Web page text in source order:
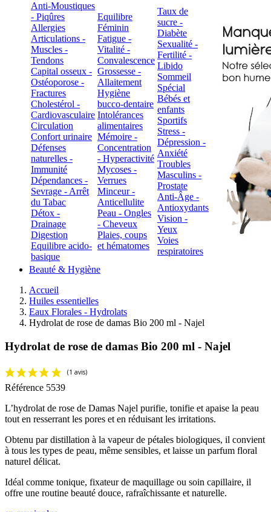
Anti-Moustiques
- Piqûres
Allergies
Articulations -
Muscles -
Tendons
Capital osseux -
Ostéoporose -
Fractures
Cholestérol -
Cardiovasculaire
Circulation
Confort urinaire
Défenses
naturelles -
Immunité
Dépendances -
Sevrage - Arrêt
du Tabac
Détox -
Drainage
Digestion
Equilibre acido-
basique
Equilibre
Féminin
Fatigue -
Vitalité -
Convalescence
Grossesse -
Allaitement
Hygiène
bucco-dentaire
Intolérances
alimentaires
Mémoire -
Concentration
- Hyperactivité
Mycoses -
Verrues
Minceur -
Anticellulite
Peau - Ongles
- Cheveux
Plaies, coups
et hématomes
Taux de
sucre -
Diabète
Sexualité -
Fertilité -
Libido
Sommeil
Spécial
Bébés et
enfants
Sportifs
Stress -
Dépression -
Anxiété
Troubles
Masculins -
Prostate
Anti-Âge -
Antioxydants
Vision -
Yeux
Voies
respiratoires
Beauté & Hygiène
Accueil
Huiles essentielles
Eaux Florales - Hydrolats
Hydrolat de rose de damas Bio 200 ml - Najel
Hydrolat de rose de damas Bio 200 ml - Najel
Référence 5539
L’hydrolat de rose de Damas Najel purifie, tonifie et apaise la peau
tout en resserrant les pores et en réduisant les irritations.
Obtenu par distillation à la vapeur de pétales biologiques, il convient
à tous les types de peau, même sensibles, et laisse un parfum floral
naturel délicat.
Idéal comme tonique, fixateur de maquillage ou soin capillaire, il
offre une routine beauté douce, rafraîchissante et naturelle.